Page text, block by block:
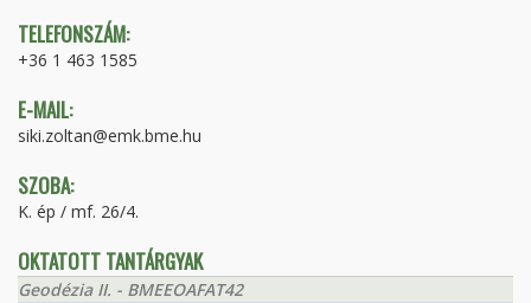
TELEFONSZÁM:
+36 1 463 1585
E-MAIL:
siki.zoltan@emk.bme.hu
SZOBA:
K. ép / mf. 26/4.
OKTATOTT TANTÁRGYAK
Geodézia II. - BMEEOAFAT42